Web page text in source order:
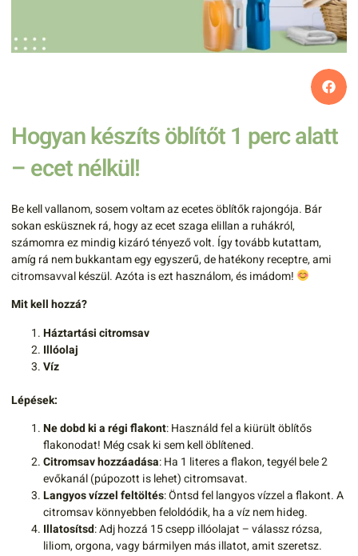
Hogyan készíts öblítőt 1 perc alatt
– ecet nélkül!
Be kell vallanom, sosem voltam az ecetes öblítők rajongója. Bár
sokan esküsznek rá, hogy az ecet szaga elillan a ruhákról,
számomra ez mindig kizáró tényező volt. Így tovább kutattam,
amíg rá nem bukkantam egy egyszerű, de hatékony receptre, ami
citromsavval készül. Azóta is ezt használom, és imádom!
Mit kell hozzá?
Háztartási citromsav
Illóolaj
Víz
Lépések:
Ne dobd ki a régi flakont: Használd fel a kiürült öblítős
flakonodat! Még csak ki sem kell öblítened.
Citromsav hozzáadása: Ha 1 literes a flakon, tegyél bele 2
evőkanál (púpozott is lehet) citromsavat.
Langyos vízzel feltöltés: Öntsd fel langyos vízzel a flakont. A
citromsav könnyebben feloldódik, ha a víz nem hideg.
Illatosítsd: Adj hozzá 15 csepp illóolajat – válassz rózsa,
liliom, orgona, vagy bármilyen más illatot, amit szeretsz.